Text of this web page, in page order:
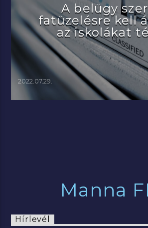
A belügy
fatüzelésre kell
az iskolákat
2022.07.29.
Manna
Hírlevél